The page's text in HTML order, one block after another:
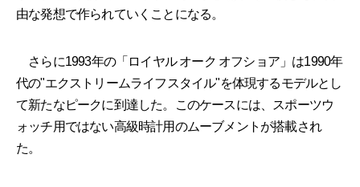
由な発想で作られていくことになる。
さらに1993年の「ロイヤル オーク オフショア」は1990年
代の"エクストリームライフスタイル"を体現するモデルとし
て新たなピークに到達した。このケースには、スポーツウ
ォッチ用ではない高級時計用のムーブメントが搭載され
た。